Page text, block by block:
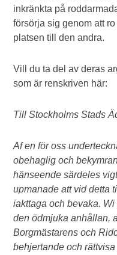
inkränkta på
försörja sig genom att
platsen till den andra.
Vill du ta del av deras
som är renskriven här:
Till Stockholms Stads
Af en för oss
obehaglig och
hänseende särdeles
upmanade att vid detta
iakttaga och bevaka.
den ödmjuka anhållan,
Borgmästarens och
behjertande och